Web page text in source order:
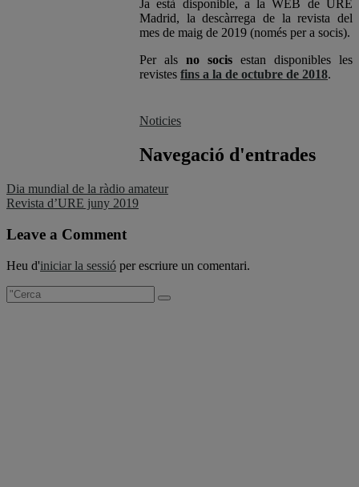
Ja està disponible, a la WEB de URE
Madrid, la descàrrega de la revista del
mes de maig de 2019 (només per a socis).
Per als no socis estan disponibles les
revistes fins a la de octubre de 2018.
Noticies
Navegació d'entrades
Dia mundial de la ràdio amateur
Revista d’URE juny 2019
Leave a Comment
Heu d'iniciar la sessió per escriure un comentari.